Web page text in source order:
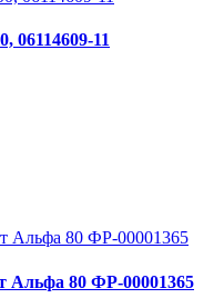
06114609-11
Альфа 80 ФР-00001365